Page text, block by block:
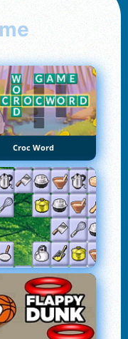
Croc Word